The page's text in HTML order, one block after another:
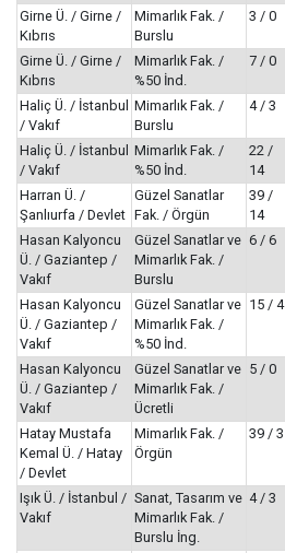
Girne Ü. / Girne /
Kıbrıs
Mimarlık Fak. /
Burslu
3 / 0
Girne Ü. / Girne /
Kıbrıs
Mimarlık Fak. /
%50 İnd.
7 / 0
Haliç Ü. / İstanbul
/ Vakıf
Mimarlık Fak. /
Burslu
4 / 3
Haliç Ü. / İstanbul
/ Vakıf
Mimarlık Fak. /
%50 İnd.
22 /
14
Harran Ü. /
Şanlıurfa / Devlet
Güzel Sanatlar
Fak. / Örgün
39 /
14
Hasan Kalyoncu
Ü. / Gaziantep /
Vakıf
Güzel Sanatlar ve
Mimarlık Fak. /
Burslu
6 / 6
Hasan Kalyoncu
Ü. / Gaziantep /
Vakıf
Güzel Sanatlar ve
Mimarlık Fak. /
%50 İnd.
15 / 4
Hasan Kalyoncu
Ü. / Gaziantep /
Vakıf
Güzel Sanatlar ve
Mimarlık Fak. /
Ücretli
5 / 0
Hatay Mustafa
Kemal Ü. / Hatay
/ Devlet
Mimarlık Fak. /
Örgün
39 / 3
Işık Ü. / İstanbul /
Vakıf
Sanat, Tasarım ve
Mimarlık Fak. /
Burslu İng.
4 / 3